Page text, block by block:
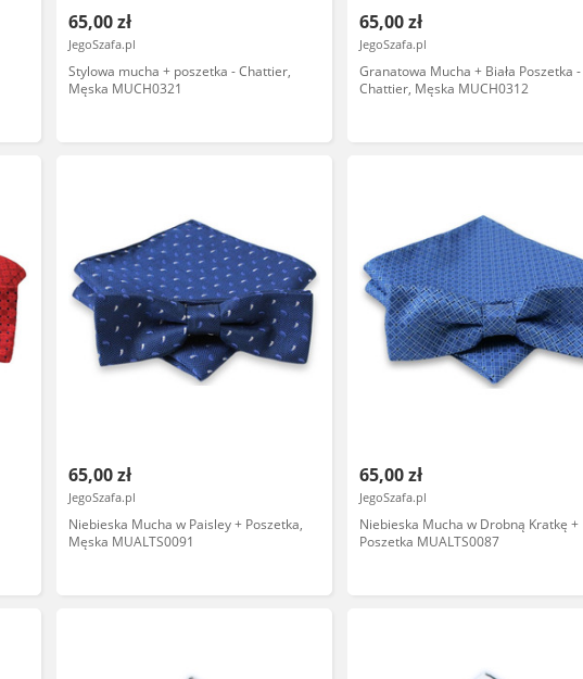
65,00 zł
JegoSzafa.pl
Stylowa mucha + poszetka - Chattier,
Męska MUCH0321
65,00 zł
JegoSzafa.pl
Granatowa Mucha + Biała Poszetka -
Chattier, Męska MUCH0312
65,00 zł
JegoSzafa.pl
Niebieska Mucha w Paisley + Poszetka,
Męska MUALTS0091
65,00 zł
JegoSzafa.pl
Niebieska Mucha w Drobną Kratkę +
Poszetka MUALTS0087